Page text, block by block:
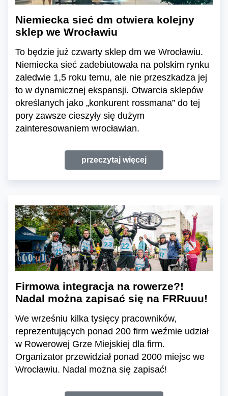
Niemiecka sieć dm otwiera kolejny
sklep we Wrocławiu
To będzie już czwarty sklep dm we Wrocławiu.
Niemiecka sieć zadebiutowała na polskim rynku
zaledwie 1,5 roku temu, ale nie przeszkadza jej
to w dynamicznej ekspansji. Otwarcia sklepów
określanych jako „konkurent rossmana” do tej
pory zawsze cieszyły się dużym
zainteresowaniem wrocławian.
przeczytaj więcej
Firmowa integracja na rowerze?!
Nadal można zapisać się na FRRuuu!
We wrześniu kilka tysięcy pracowników,
reprezentujących ponad 200 firm weźmie udział
w Rowerowej Grze Miejskiej dla firm.
Organizator przewidział ponad 2000 miejsc we
Wrocławiu. Nadal można się zapisać!